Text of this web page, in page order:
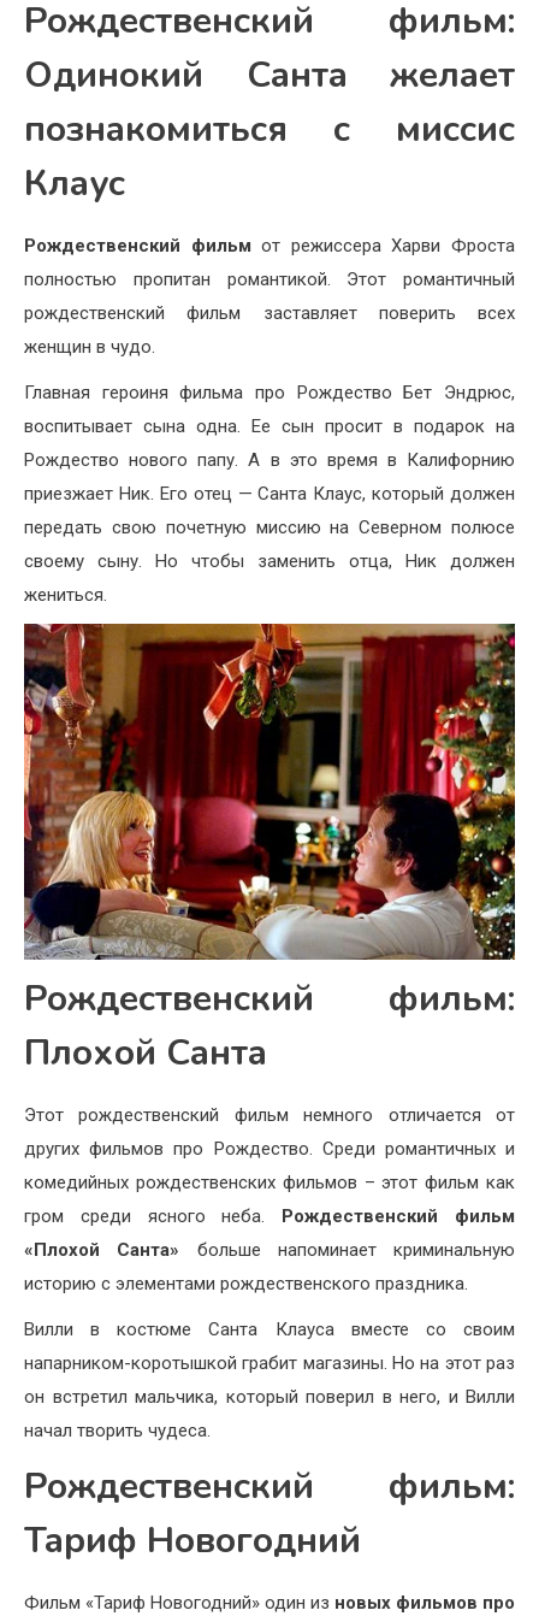
Рождественский фильм:
Одинокий Санта желает
познакомиться с миссис
Клаус
Рождественский фильм от режиссера Харви Фроста
полностью пропитан романтикой. Этот романтичный
рождественский фильм заставляет поверить всех
женщин в чудо.
Главная героиня фильма про Рождество Бет Эндрюс,
воспитывает сына одна. Ее сын просит в подарок на
Рождество нового папу. А в это время в Калифорнию
приезжает Ник. Его отец — Санта Клаус, который должен
передать свою почетную миссию на Северном полюсе
своему сыну. Но чтобы заменить отца, Ник должен
жениться.
Рождественский фильм:
Плохой Санта
Этот рождественский фильм немного отличается от
других фильмов про Рождество. Среди романтичных и
комедийных рождественских фильмов – этот фильм как
гром среди ясного неба. Рождественский фильм
«Плохой Санта» больше напоминает криминальную
историю с элементами рождественского праздника.
Вилли в костюме Санта Клауса вместе со своим
напарником-коротышкой грабит магазины. Но на этот раз
он встретил мальчика, который поверил в него, и Вилли
начал творить чудеса.
Рождественский фильм:
Тариф Новогодний
Фильм «Тариф Новогодний» один из новых фильмов про